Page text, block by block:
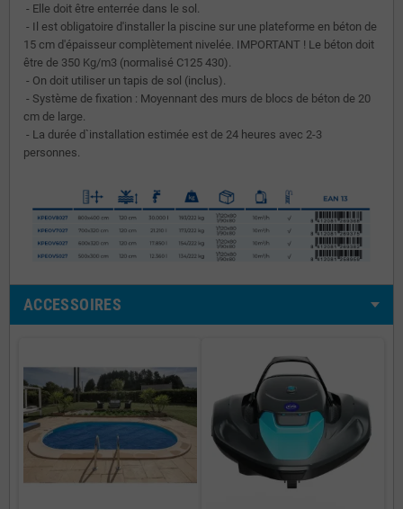
- Elle doit être enterrée dans le sol.
- Il est obligatoire d'installer la piscine sur une plateforme en béton de
15 cm d'épaisseur complètement nivelée. IMPORTANT ! Le béton doit
être de 350 Kg/m3 (normalisé C125 430).
- On doit utiliser un tapis de sol (inclus).
- Système de fixation : Moyennant des murs de blocs de béton de 20
cm de large.
- La durée d`installation estimée est de 24 heures avec 2-3
personnes.
ACCESSOIRES